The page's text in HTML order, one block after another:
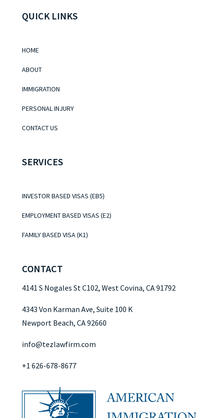
QUICK LINKS
HOME
ABOUT
IMMIGRATION
PERSONAL INJURY
CONTACT US
SERVICES
INVESTOR BASED VISAS (EB5)
EMPLOYMENT BASED VISAS (E2)
FAMILY BASED VISA (K1)
CONTACT
4141 S Nogales St C102, West Covina, CA 91792
4343 Von Karman Ave, Suite 100 K
Newport Beach, CA 92660
info@tezlawfirm.com
+1 626-678-8677